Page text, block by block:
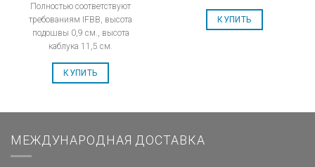
Полностью соответствуют
требованиям IFBB, высота
подошвы 0,9 см., высота
каблука 11,5 см.
КУПИТЬ
КУПИТЬ
МЕЖДУНАРОДНАЯ ДОСТАВКА